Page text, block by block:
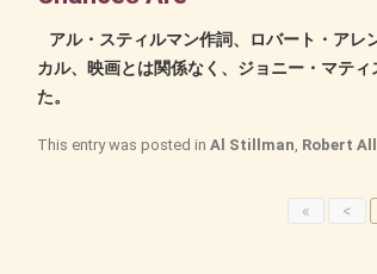
アル・スティルマン作詞、ロバート・ア
カル、映画とは関係なく、ジョニー・マテ
た。
This entry was posted in Al Stillman, Robert
« <